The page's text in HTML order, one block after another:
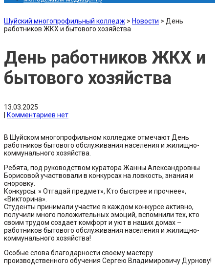
Шуйский многопрофильный колледж > Новости > День
работников ЖКХ и бытового хозяйства
День работников ЖКХ и
бытового хозяйства
13.03.2025
Комментариев нет
В Шуйском многопрофильном колледже отмечают День
работников бытового обслуживания населения и жилищно-
коммунального хозяйства.
Ребята, под руководством куратора Жанны Александровны
Борисовой участвовали в конкурсах на ловкость, знания и
сноровку.
Конкурсы: » Отгадай предмет», Кто быстрее и прочнее»,
«Викторина».
Студенты принимали участие в каждом конкурсе активно,
получили много положительных эмоций, вспомнили тех, кто
своим трудом создает комфорт и уют в наших домах –
работников бытового обслуживания населения и жилищно-
коммунального хозяйства!
Особые слова благодарности своему мастеру
производственного обучения Сергею Владимировичу Дурнову!